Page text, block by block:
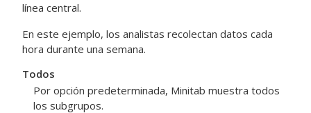
línea central.
En este ejemplo, los analistas recolectan datos cada
hora durante una semana.
Todos
Por opción predeterminada, Minitab muestra todos
los subgrupos.